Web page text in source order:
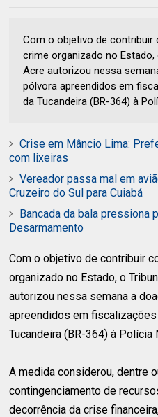
Com o objetivo de
crime organizado no
Acre autorizou nessa
pólvora apreendidos em
da Tucandeira (BR-364) à
Crise em Mâncio Lima:
com lixeiras
Vereador passa mal em
Cruzeiro do Sul para Cuiabá
Bancada da bala pressiona
Desarmamento
Com o objetivo de contribuir
organizado no Estado, o
autorizou nessa semana a
apreendidos em
Tucandeira (BR-364) à Polícia
A medida considerou, dentre
contingenciamento de
decorrência da crise